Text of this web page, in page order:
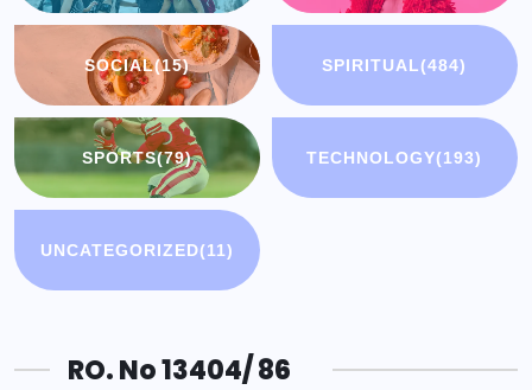
SOCIAL(15) SPIRITUAL(484)
SPORTS(79) TECHNOLOGY(193)
UNCATEGORIZED(11)
RO. No 13404/ 86